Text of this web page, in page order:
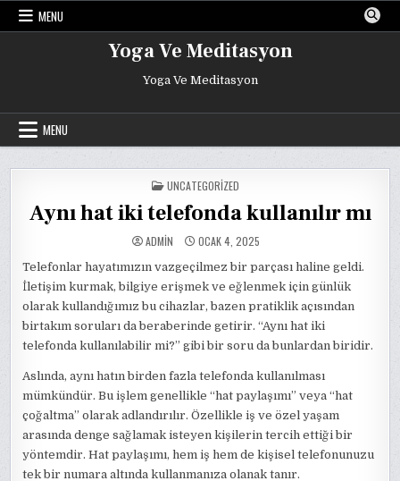
Skip
MENU
Yoga Ve Meditasyon
Yoga Ve Meditasyon
MENU
POSTED
IN
UNCATEGORIZED
Aynı hat iki telefonda kullanılır mı
ADMIN OCAK 4, 2025
Telefonlar hayatımızın vazgeçilmez bir parçası haline geldi.
İletişim kurmak, bilgiye erişmek ve eğlenmek için günlük
olarak kullandığımız bu cihazlar, bazen pratiklik açısından
birtakım soruları da beraberinde getirir. “Aynı hat iki
telefonda kullanılabilir mi?” gibi bir soru da bunlardan biridir.
Aslında, aynı hatın birden fazla telefonda kullanılması
mümkündür. Bu işlem genellikle “hat paylaşımı” veya “hat
çoğaltma” olarak adlandırılır. Özellikle iş ve özel yaşam
arasında denge sağlamak isteyen kişilerin tercih ettiği bir
yöntemdir. Hat paylaşımı, hem iş hem de kişisel telefonunuzu
tek bir numara altında kullanmanıza olanak tanır.